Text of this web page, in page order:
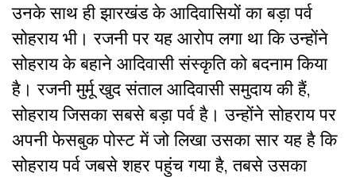
उनके साथ ही झारखंड के आदिवासियों का बड़ा पर्व
सोहराय भी। रजनी पर यह आरोप लगा था कि उन्होंने
सोहराय के बहाने आदिवासी संस्कृति को बदनाम किया
है। रजनी मुर्मू खुद संताल आदिवासी समुदाय की हैं,
सोहराय जिसका सबसे बड़ा पर्व है। उन्होंने सोहराय पर
अपनी फेसबुक पोस्ट में जो लिखा उसका सार यह है कि
सोहराय पर्व जबसे शहर पहुंच गया है, तबसे उसका